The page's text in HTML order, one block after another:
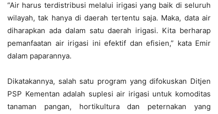
“Air harus terdistribusi melalui irigasi yang baik di seluruh
wilayah, tak hanya di daerah tertentu saja. Maka, data air
diharapkan ada dalam satu daerah irigasi. Kita berharap
pemanfaatan air irigasi ini efektif dan efisien,” kata Emir
dalam paparannya.
Dikatakannya, salah satu program yang difokuskan Ditjen
PSP Kementan adalah suplesi air irigasi untuk komoditas
tanaman pangan, hortikultura dan peternakan yang